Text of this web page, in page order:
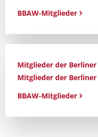
BBAW-Mitglieder
Mitglieder der
Mitglieder der
BBAW-Mitglieder